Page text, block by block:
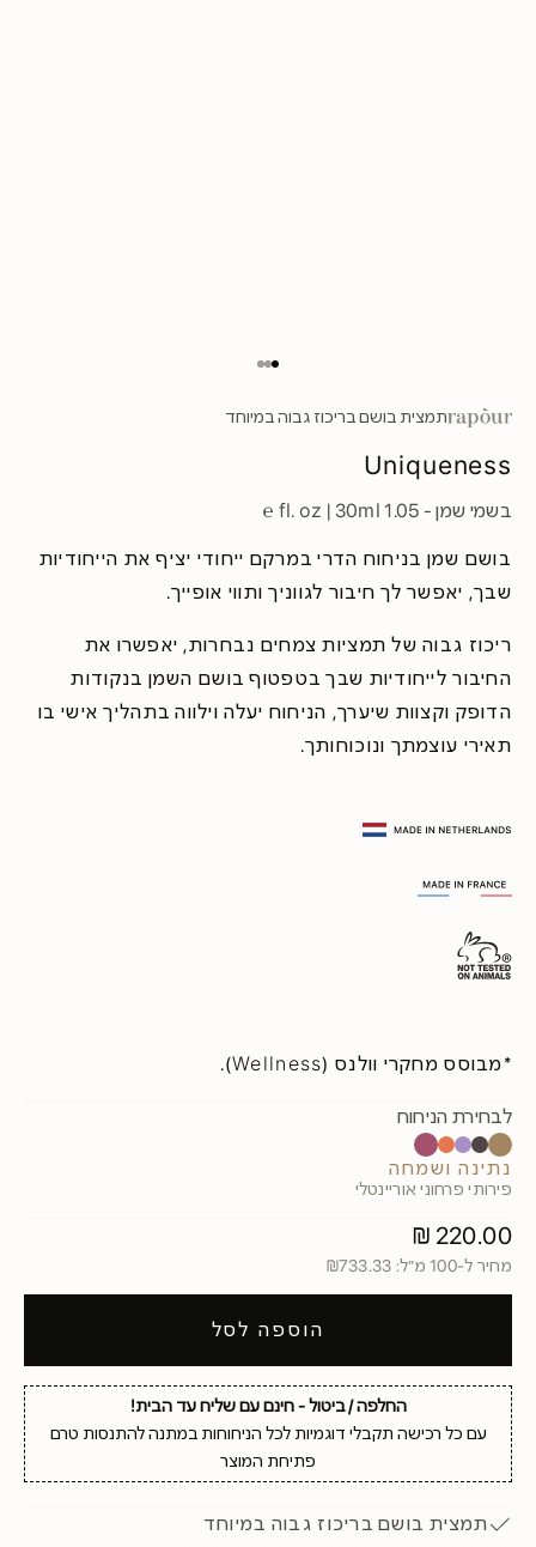
עבור לפריט 1
עבור לפריט 2
עבור לפריט 3
תמצית בושם בריכוז גבוה במיוחד
Uniqueness
בשמי שמן - 1.05 fl. oz | 30ml ℮
בושם שמן בניחוח הדרי במרקם ייחודי יציף את הייחודיות
שבך, יאפשר לך חיבור לגווניך ותווי אופייך.
ריכוז גבוה של תמציות צמחים נבחרות, יאפשרו את
החיבור לייחודיות שבך בטפטוף בושם השמן בנקודות
הדופק וקצוות שיערך, הניחוח יעלה וילווה בתהליך אישי בו
תאירי עוצמתך ונוכוחותך.
*מבוסס מחקרי וולנס (Wellness).
לבחירת הניחוח
נתינה ושמחה
בטחון עצמי
חיבור ואהבה
שלווה ורוגע
ייחודיות
נתינה ושמחה
פירותי פרחוני אוריינטלי
מחיר מבצע
220.00 ₪
מחיר ל-100 מ״ל: ₪733.33
הוספה לסל
החלפה / ביטול - חינם עם שליח עד הבית!
עם כל רכישה תקבלי דוגמיות לכל הניחוחות במתנה להתנסות טרם
פתיחת המוצר
תמצית בושם בריכוז גבוה במיוחד